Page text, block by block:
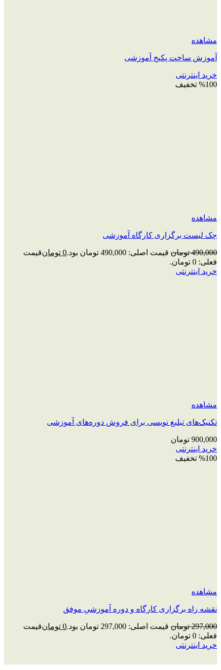
مشاهده
آموزش ساخت پکیج آموزشی
خرید اینترنتی
%100 تخفیف
مشاهده
چک‌ لیست برگزاری کارگاه آموزشی
490,000 تومان قیمت اصلی: 490,000 تومان بود. 0 تومانقیمت
فعلی: 0 تومان.
خرید اینترنتی
مشاهده
تکنیک‌های تبلیغ نویسی برای فروش دوره‌های آموزشی
900,000 تومان
خرید اینترنتی
%100 تخفیف
مشاهده
نقشه راه برگزاری کارگاه و دوره آموزشیِ موفق
297,000 تومان قیمت اصلی: 297,000 تومان بود. 0 تومانقیمت
فعلی: 0 تومان.
خرید اینترنتی